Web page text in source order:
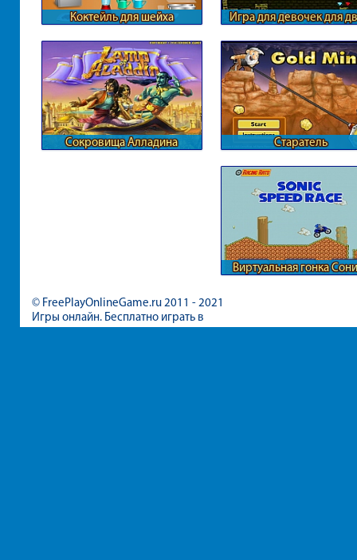
Коктейль для шейха
Игра для девочек для
Сокровища Алладина Старатель
Виртуальная гонка
© FreePlayOnlineGame.ru 2011 - 2021
Игры онлайн. Бесплатно играть в
игры для девочек и мальчиков